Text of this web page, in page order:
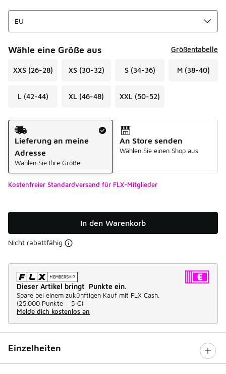
Wähle eine Größe aus Größentabelle
XXS (26-28) XS (30-32) S (34-36) M (38-40)
L (42-44) XL (46-48) XXL (50-52)
Versandart
Lieferung an meine
Adresse
Wählen Sie Ihre Größe
An Store senden
Wählen Sie einen Shop aus
Kostenfreier Standardversand für FLX-Mitglieder
In den Warenkorb
Nicht rabattfähig
Dieser Artikel bringt Punkte ein.
Spare bei einem zukünftigen Kauf mit FLX Cash.
(25.000 Punkte = 5 €)
Melde dich kostenlos an
Einzelheiten